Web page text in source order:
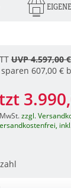
UVP 4.597,00 €
607,00 €
zzgl.